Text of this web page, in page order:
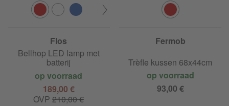
Flos
Bellhop LED lamp met
batterij
op voorraad
189,00 €
OVP210,00 €
Fermob
Trèfle kussen 68x44cm
op voorraad
93,00 €